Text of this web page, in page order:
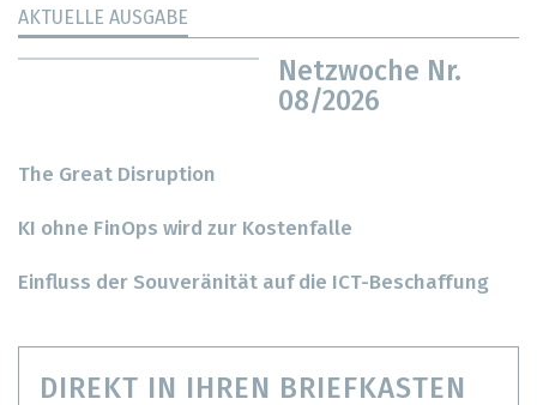
AKTUELLE AUSGABE
Netzwoche Nr.
08/2026
The Great Disruption
KI ohne FinOps wird zur Kostenfalle
Einfluss der Souveränität auf die ICT-Beschaffung
DIREKT IN IHREN BRIEFKASTEN